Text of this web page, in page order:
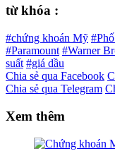
từ khóa :
#chứng khoán Mỹ
#Paramount #Warner
suất #giá dầu
Chia sẻ qua Facebook
Chia sẻ qua Telegram
Xem thêm